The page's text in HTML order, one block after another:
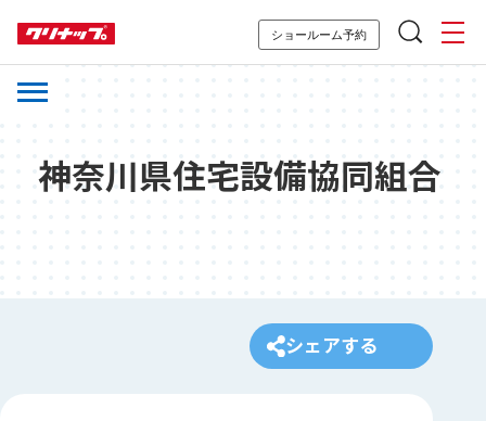
ショールーム予約
神奈川県住宅設備協同組合
シェアする